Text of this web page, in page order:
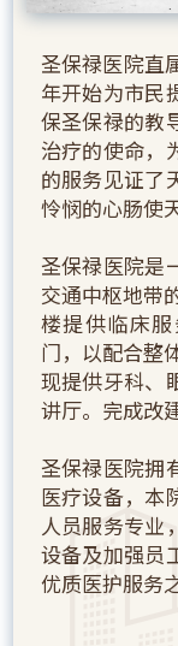
圣保禄医院直
年开始为市民
保圣保禄的教
治疗的使命，
的服务见证了
怜悯的心肠使
圣保禄医院是
交通中枢地带
楼提供临床
门，以配合整
现提供牙科、
讲厅。完成改
圣保禄医院拥
医疗设备，本
人员服务专业
设备及加强员
优质医护服务